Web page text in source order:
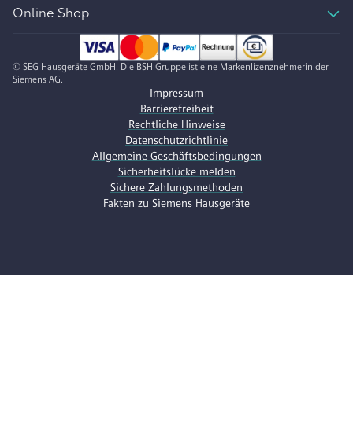
Online Shop
© SEG Hausgeräte GmbH. Die BSH Gruppe ist eine Markenlizenznehmerin der
Siemens AG.
Impressum
Barrierefreiheit
Rechtliche Hinweise
Datenschutzrichtlinie
Allgemeine Geschäftsbedingungen
Sicherheitslücke melden
Sichere Zahlungsmethoden
Fakten zu Siemens Hausgeräte